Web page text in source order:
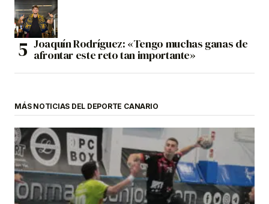
Joaquín Rodríguez: «Tengo muchas ganas de
afrontar este reto tan importante»
MÁS NOTICIAS DEL DEPORTE CANARIO